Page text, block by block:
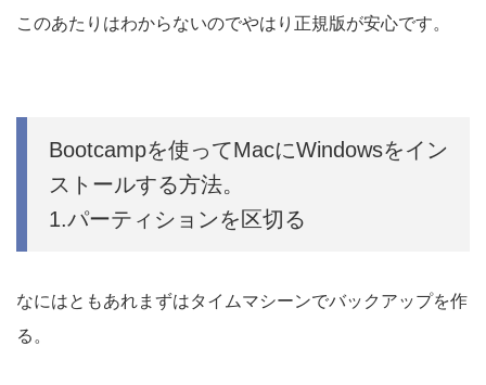
このあたりはわからないのでやはり正規版が安心です。
Bootcampを使ってMacにWindowsをイン
ストールする方法。
1.パーティションを区切る
なにはともあれまずはタイムマシーンでバックアップを作
る。